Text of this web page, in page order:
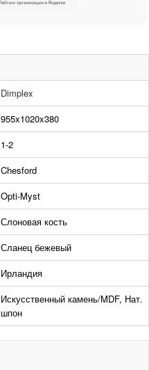
Dimplex
955x1020x380
1-2
Chesford
Opti-Myst
Слоновая кость
Сланец бежевый
Ирландия
Искусственный камень/MDF, Нат.
шпон